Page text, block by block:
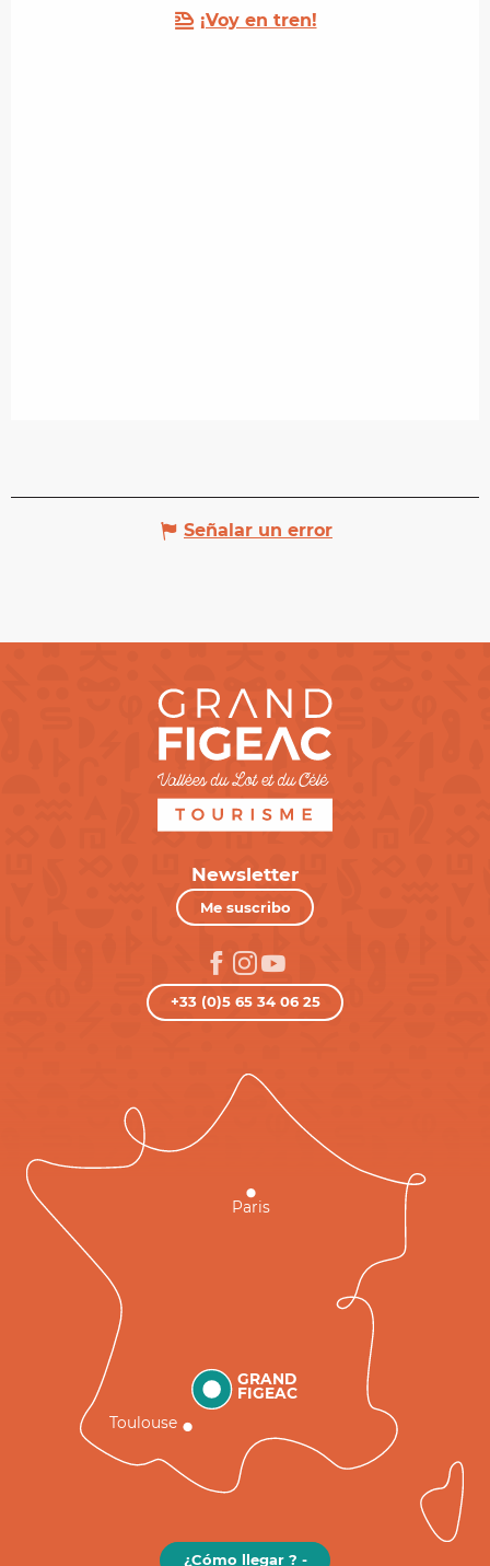
¡Voy en tren!
Señalar un error
Newsletter
Me suscribo
+33 (0)5 65 34 06 25
GRAND
FIGEAC
Toulouse
Paris
¿Cómo llegar ? -